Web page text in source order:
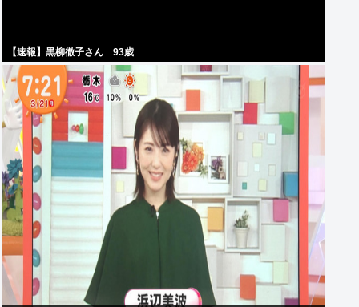
【速報】黒柳徹子さん 93歳